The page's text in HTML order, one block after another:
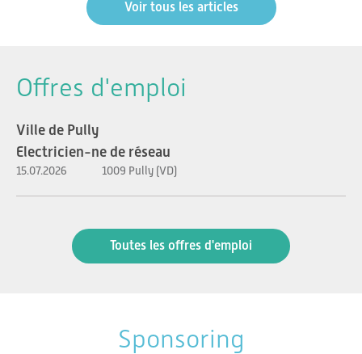
Voir tous les articles
Offres d'emploi
Ville de Pully
Electricien-ne de réseau
15.07.2026 1009 Pully (VD)
Toutes les offres d'emploi
Sponsoring